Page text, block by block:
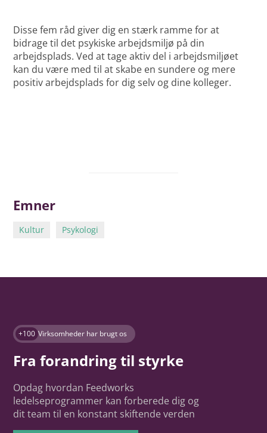
Disse fem råd giver dig en stærk ramme for at
bidrage til det psykiske arbejdsmiljø på din
arbejdsplads. Ved at tage aktiv del i arbejdsmiljøet
kan du være med til at skabe en sundere og mere
positiv arbejdsplads for dig selv og dine kolleger.
Emner
Kultur Psykologi
+100 Virksomheder har brugt os
Fra forandring til styrke
Opdag hvordan Feedworks
ledelseprogrammer kan forberede dig og
dit team til en konstant skiftende verden